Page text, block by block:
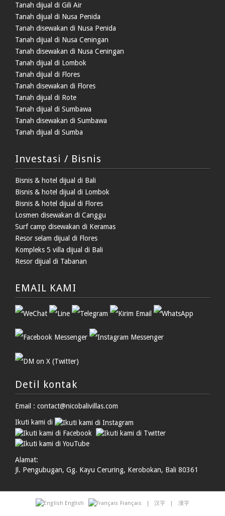
Tanah dijual di Gili Air
Tanah dijual di Nusa Penida
Tanah disewakan di Nusa Penida
Tanah dijual di Nusa Ceningan
Tanah disewakan di Nusa Ceningan
Tanah dijual di Lombok
Tanah dijual di Flores
Tanah disewakan di Flores
Tanah dijual di Rote
Tanah dijual di Sumbawa
Tanah disewakan di Sumbawa
Tanah dijual di Sumba
Investasi / Bisnis
Bisnis & hotel dijual di Bali
Bisnis & hotel dijual di Lombok
Bisnis & hotel dijual di Flores
Losmen disewakan di Canggu
Surf camp disewakan di Keramas
Resor selam dijual di Flores
Kompleks 5 villa dijual di Bali
Resor dijual di Tabanan
EMAIL KAMI
Detil kontak
Email : contact@nicobalivillas.com
Ikuti kami di
Alamat:
Jl. Pengubugan, Gg. Kayu Ceruring, Kerobokan, Bali 80361
English Français |汉字 漢字